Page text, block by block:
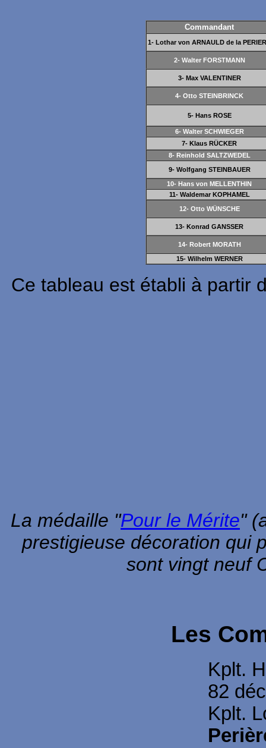
Commandant
1- Lothar von ARNAULD de la
2- Walter FORSTMANN
3- Max VALENTINER
4- Otto STEINBRINCK
5- Hans ROSE
6- Walter SCHWIEGER
7- Klaus RÜCKER
8- Reinhold SALTZWEDEL
9- Wolfgang STEINBAUER
10- Hans von MELLENTHIN
11- Waldemar KOPHAMEL
12- Otto WÜNSCHE
13- Konrad GANSSER
14- Robert MORATH
15- Wilhelm WERNER
Ce tableau est établi à partir
La médaille "Pour le Mérite"
prestigieuse décoration qui
sont vingt neuf
Les
Kplt.
82
Kplt.